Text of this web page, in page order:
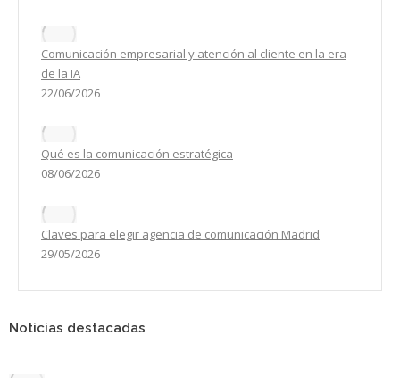
Comunicación empresarial y atención al cliente en la era
de la IA
22/06/2026
Qué es la comunicación estratégica
08/06/2026
Claves para elegir agencia de comunicación Madrid
29/05/2026
Noticias destacadas